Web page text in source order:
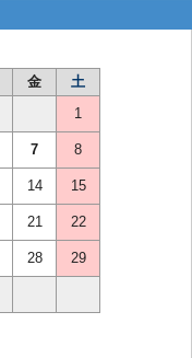
金
土
1
7 8
14 15
21 22
28 29